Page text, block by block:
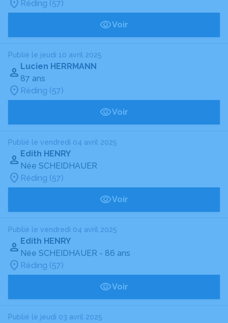
Réding (57)
Voir
Publié le jeudi 10 avril 2025
Lucien HERRMANN
87 ans
Réding (57)
Voir
Publié le vendredi 04 avril 2025
Edith HENRY
Née SCHEIDHAUER
Réding (57)
Voir
Publié le vendredi 04 avril 2025
Edith HENRY
Née SCHEIDHAUER - 86 ans
Réding (57)
Voir
Publié le jeudi 03 avril 2025